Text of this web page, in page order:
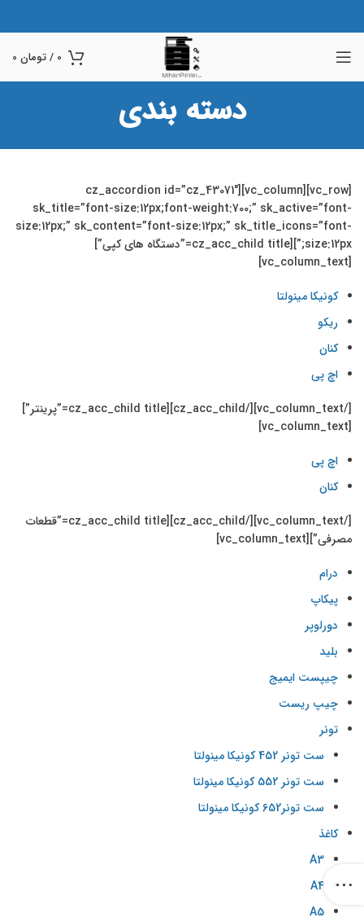
0
/تومان
دسته بندی
[vc_row][vc_column][cz_accordion id=”cz_43071″
sk_title=”font-size:12px;font-weight:700;” sk_active=”font-
size:12px;” sk_content=”font-size:12px;” sk_title_icons=”font-
size:12px;”][cz_acc_child title=”دستگاه های کپی”]
[vc_column_text]
کونیکا مینولتا
ریکو
کنان
اچ پی
[/vc_column_text][/cz_acc_child][cz_acc_child title=”پرینتر”]
[vc_column_text]
اچ پی
کنان
[/vc_column_text][/cz_acc_child][cz_acc_child title=”قطعات
مصرفی”][vc_column_text]
درام
پیکاپ
دورلوپر
بلید
چیپست ایمیج
چیپ ریست
تونر
ست تونر 452 کونیکا مینولتا
ست تونر 552 کونیکا مینولتا
ست تونر652 کونیکا مینولتا
کاغذ
A3
A4
A5